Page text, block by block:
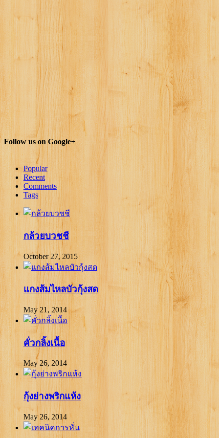
Follow us on Google+
Popular
Recent
Comments
Tags
กล้วยบวชชี
October 27, 2015
แกงส้มไหลบัวกุ้งสด
May 21, 2014
คั่วกลิ้งเนื้อ
May 26, 2014
กุ้งย่างพริกแห้ง
May 26, 2014